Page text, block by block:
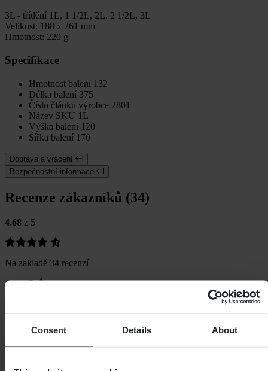
Consent Details About
3L - třídění 1L, 1 1/2L, 2L, 2 1/2L, 3L
Velikost: 188 x 261 mm
Hmotnost: 220 g
Specifikace
Hmotnost balení 132
Délka balení 375
Číslo článku výrobce 2801
Název SKU 1L
Výška balení 120
Šířka balení 170
Doprava a vrácení
Bezpečnostní informace
Recenze zákazníků (34)
4.68 z 5
Na základě 34 recenzí
5
3
2